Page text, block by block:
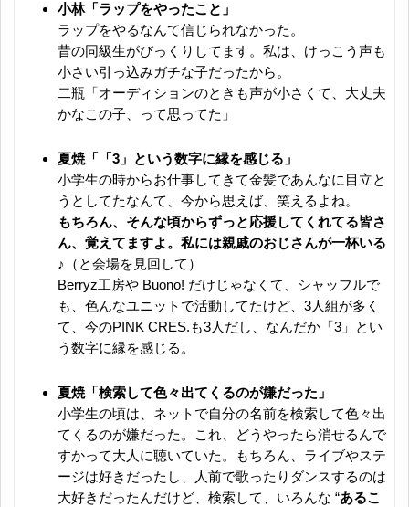
小林「ラップをやったこと」
ラップをやるなんて信じられなかった。
昔の同級生がびっくりしてます。私は、けっこう声も
小さい引っ込みガチな子だったから。
二瓶「オーディションのときも声が小さくて、大丈夫
かなこの子、って思ってた」
夏焼「「3」という数字に縁を感じる」
小学生の時からお仕事してきて金髪であんなに目立と
うとしてたなんて、今から思えば、笑えるよね。
もちろん、そんな頃からずっと応援してくれてる皆さ
ん、覚えてますよ。私には親戚のおじさんが一杯いる
♪
（と会場を見回して）
Berryz工房や Buono! だけじゃなくて、シャッフルで
も、色んなユニットで活動してたけど、3人組が多く
て、今のPINK CRES.も3人だし、なんだか「3」とい
う数字に縁を感じる。
夏焼「検索して色々出てくるのが嫌だった」
小学生の頃は、ネットで自分の名前を検索して色々出
てくるのが嫌だった。これ、どうやったら消せるんで
すかって大人に聴いていた。もちろん、ライブやステ
ージは好きだったし、人前で歌ったりダンスするのは
大好きだったんだけど、検索して、いろんな “あるこ